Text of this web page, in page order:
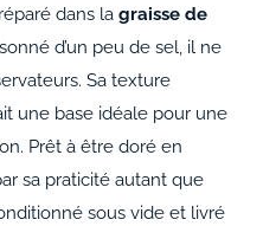
dans la graisse de
d’un peu de sel, il ne
Sa texture
une base idéale pour une
Prêt à être doré en
sa praticité autant que
sous vide et livré